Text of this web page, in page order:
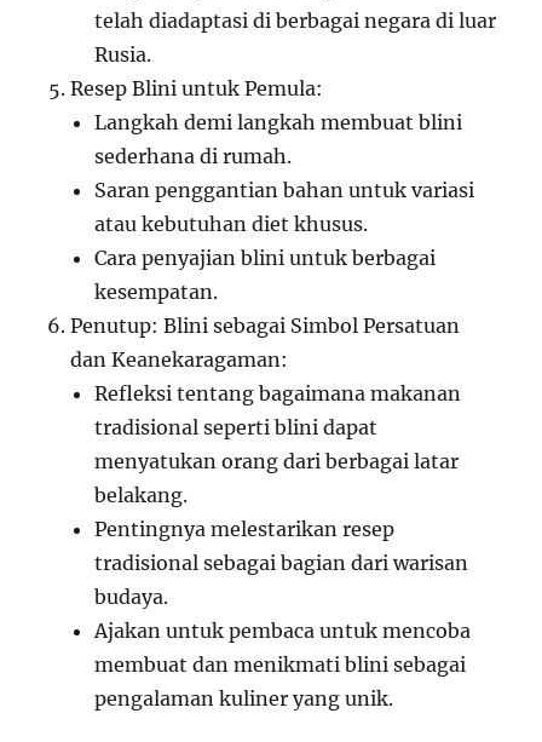
telah diadaptasi di berbagai negara di luar
Rusia.
Resep Blini untuk Pemula:
Langkah demi langkah membuat blini
sederhana di rumah.
Saran penggantian bahan untuk variasi
atau kebutuhan diet khusus.
Cara penyajian blini untuk berbagai
kesempatan.
Penutup: Blini sebagai Simbol Persatuan
dan Keanekaragaman:
Refleksi tentang bagaimana makanan
tradisional seperti blini dapat
menyatukan orang dari berbagai latar
belakang.
Pentingnya melestarikan resep
tradisional sebagai bagian dari warisan
budaya.
Ajakan untuk pembaca untuk mencoba
membuat dan menikmati blini sebagai
pengalaman kuliner yang unik.